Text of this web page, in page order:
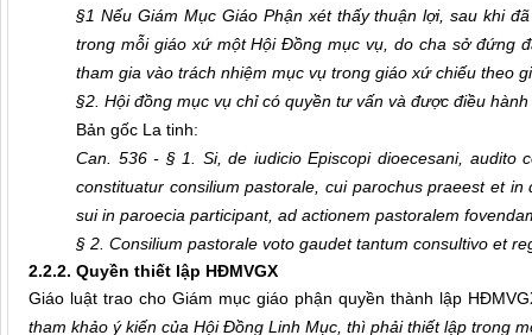
§1 Nếu Giám Mục Giáo Phận xét thấy thuận lợi, sau khi
trong mỗi giáo xứ một Hội Đồng mục vụ, do cha sở đứng
tham gia vào trách nhiệm mục vụ trong giáo xứ chiếu theo
§2. Hội đồng mục vụ chỉ có quyền tư vấn và được điều
Bản gốc La tinh:
Can. 536 - § 1. Si, de iudicio Episcopi dioecesani, audito
constituatur consilium pastorale, cui parochus praeest et
sui in paroecia participant, ad actionem pastoralem
§ 2. Consilium pastorale voto gaudet tantum consultivo et
2.2.2. Quyền thiết lập HĐMVGX
Giáo luật trao cho Giám mục giáo phận quyền thành lập
tham khảo ý kiến của Hội Đồng Linh Mục, thì phải thiết lập trong